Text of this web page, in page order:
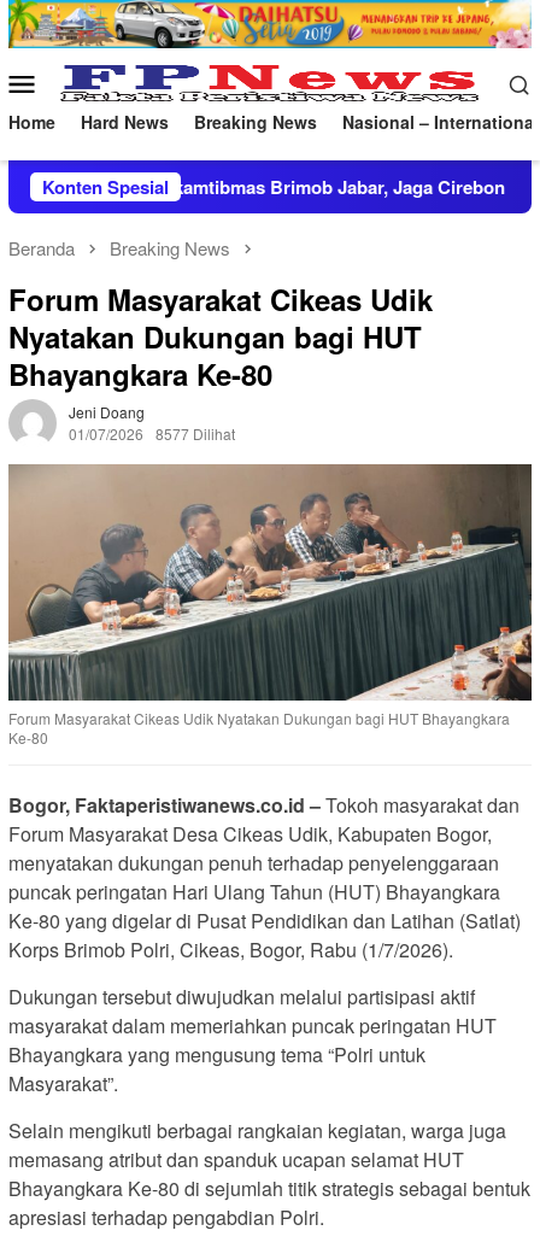
Loncat
ke
Menu
Mobile
Home Hard News Breaking News Nasional – International
Konten Spesial
Harkamtibmas Brimob Jabar, Jaga Cirebon Tetap Kondusif
Beranda Breaking News
Forum Masyarakat Cikeas Udik
Nyatakan Dukungan bagi HUT
Bhayangkara Ke-80
Jeni Doang
01/07/2026
8577 Dilihat
Forum Masyarakat Cikeas Udik Nyatakan Dukungan bagi HUT Bhayangkara
Ke-80
Bogor, Faktaperistiwanews.co.id –Tokoh masyarakat dan
Forum Masyarakat Desa Cikeas Udik, Kabupaten Bogor,
menyatakan dukungan penuh terhadap penyelenggaraan
puncak peringatan Hari Ulang Tahun (HUT) Bhayangkara
Ke-80 yang digelar di Pusat Pendidikan dan Latihan (Satlat)
Korps Brimob Polri, Cikeas, Bogor, Rabu (1/7/2026).
Dukungan tersebut diwujudkan melalui partisipasi aktif
masyarakat dalam memeriahkan puncak peringatan HUT
Bhayangkara yang mengusung tema “Polri untuk
Masyarakat”.
Selain mengikuti berbagai rangkaian kegiatan, warga juga
memasang atribut dan spanduk ucapan selamat HUT
Bhayangkara Ke-80 di sejumlah titik strategis sebagai bentuk
apresiasi terhadap pengabdian Polri.